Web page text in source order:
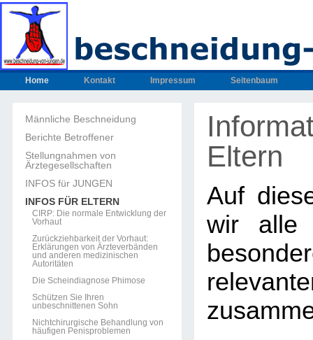
Home Kontakt Impressum Seitenbaum
Männliche Beschneidung
Berichte Betroffener
Stellungnahmen von
Ärztegesellschaften
INFOS für JUNGEN
INFOS FÜR ELTERN
CIRP: Die normale Entwicklung der
Vorhaut
Zurückziehbarkeit der Vorhaut:
Erklärungen von Ärzteverbänden
und anderen medizinischen
Autoritäten
Die Scheindiagnose Phimose
Schützen Sie Ihren
unbeschnittenen Sohn
Nichtchirurgische Behandlung von
häufigen Penisproblemen
Eltern
Auf
wir alle